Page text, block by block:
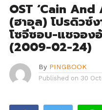
OST ‘Cain
(ฮาอุล) โปรดิวซ์
โซจีซอบ-แชจอง
(2009-02-24)
By PINGBOOK
Published on 30